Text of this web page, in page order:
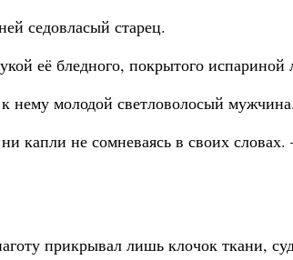
седовласый старец.
её бледного, покрытого испариной
молодой светловолосый
капли не сомневаясь в своих
прикрывал лишь клочок ткани,